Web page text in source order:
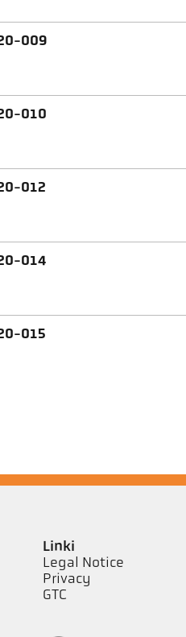
009
010
012
014
015
Linki
Legal Notice
Privacy
GTC